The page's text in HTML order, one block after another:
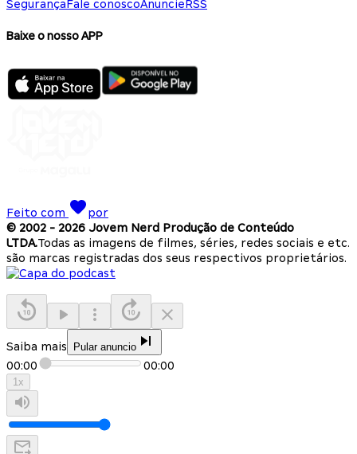
SegurançaFale conoscoAnuncieRSS
Baixe o nosso APP
Feito com
por
© 2002 - 2026 Jovem Nerd Produção de Conteúdo
LTDA.Todas as imagens de filmes, séries, redes sociais e etc.
são marcas registradas dos seus respectivos proprietários.
Saiba mais Pular anuncio
00:00 00:00
1x